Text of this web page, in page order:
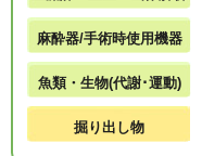
麻酔器/手術時使用機器
魚類・生物(代謝･運動)
掘り出し物